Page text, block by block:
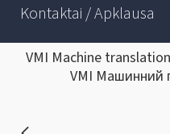
Kontaktai / Apklausa
VMI Machine
VMI Машинний